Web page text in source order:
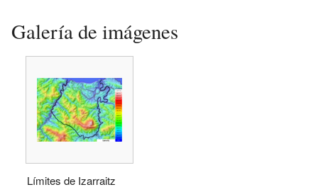
Galería de imágenes
Límites de Izarraitz